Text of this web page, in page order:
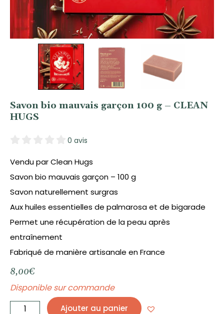
Savon bio mauvais garçon 100 g – CLEAN
HUGS
0 avis
Vendu par Clean Hugs
Savon bio mauvais garçon – 100 g
Savon naturellement surgras
Aux huiles essentielles de palmarosa et de bigarade
Permet une récupération de la peau après
entraînement
Fabriqué de manière artisanale en France
8,00€
Disponible sur commande
de
Savon Ajouter au panier